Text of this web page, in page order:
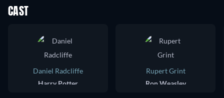
CAST
Daniel Radcliffe
Harry Potter
Rupert Grint
Ron Weasley